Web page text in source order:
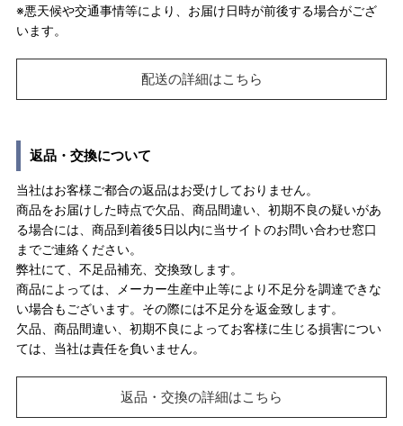
※悪天候や交通事情等により、お届け日時が前後する場合がござ
います。
配送の詳細はこちら
返品・交換について
当社はお客様ご都合の返品はお受けしておりません。
商品をお届けした時点で欠品、商品間違い、初期不良の疑いがあ
る場合には、商品到着後5日以内に当サイトのお問い合わせ窓口
までご連絡ください。
弊社にて、不足品補充、交換致します。
商品によっては、メーカー生産中止等により不足分を調達できな
い場合もございます。その際には不足分を返金致します。
欠品、商品間違い、初期不良によってお客様に生じる損害につい
ては、当社は責任を負いません。
返品・交換の詳細はこちら